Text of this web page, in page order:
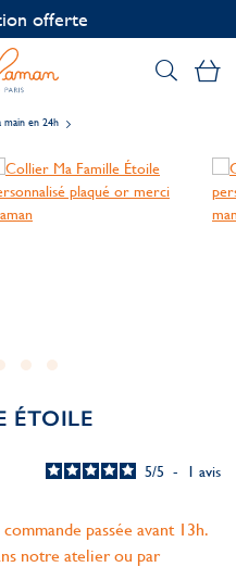
offerte
main en 24h
ÉTOILE
5/5 - 1 avis
passée avant 13h.
notre atelier ou par